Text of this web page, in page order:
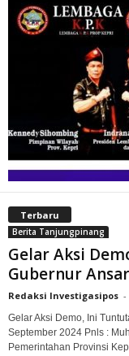
Terbaru
Berita Tanjungpinang
Gelar Aksi
Gubernur Ansar
Redaksi Investigasipos -
Gelar Aksi Demo, Ini
September 2024 Pnls :
Pemerintahan Provinsi